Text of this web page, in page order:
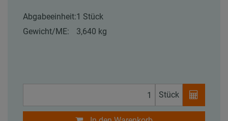
Abgabeeinheit:1 Stück
Gewicht/ME:
3,640 kg
Stück